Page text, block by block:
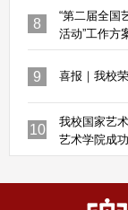
8
“第二届全国
活动”工作方
9 喜报｜我校
10
我校国家艺
艺术学院成